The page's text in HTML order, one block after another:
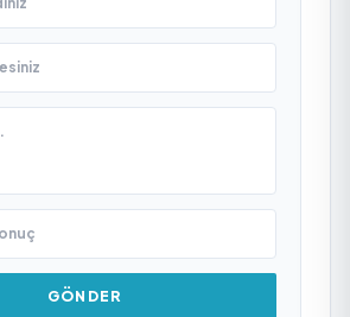
GÖNDER